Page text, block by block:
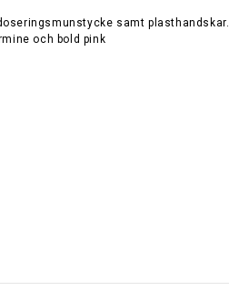
samt plasthandskar.